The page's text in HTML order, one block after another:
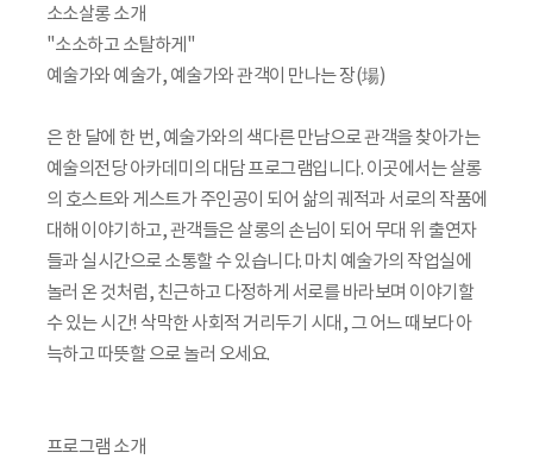
소소살롱 소개
"소소하고 소탈하게"
예술가와 예술가, 예술가와 관객이 만나는 장(場)
은 한 달에 한 번, 예술가와의 색다른 만남으로 관객을 찾아가는
예술의전당 아카데미의 대담 프로그램입니다. 이곳에서는 살롱
의 호스트와 게스트가 주인공이 되어 삶의 궤적과 서로의 작품에
대해 이야기하고, 관객들은 살롱의 손님이 되어 무대 위 출연자
들과 실시간으로 소통할 수 있습니다. 마치 예술가의 작업실에
놀러 온 것처럼, 친근하고 다정하게 서로를 바라보며 이야기할
수 있는 시간! 삭막한 사회적 거리두기 시대, 그 어느 때보다 아
늑하고 따뜻할 으로 놀러 오세요.
프로그램 소개